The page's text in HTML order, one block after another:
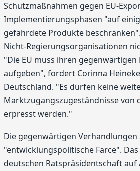
Schutzmaßnahmen gegen EU-
Implementierungsphasen "auf
gefährdete Produkte
Nicht-Regierungsorganisationen
"Die EU muss ihren gegenwärtigen
aufgeben", fordert Corinna
Deutschland. "Es dürfen keine
Marktzugangszugeständnisse von
erpresst werden."
Die gegenwärtigen Verhandlungen
"entwicklungspolitische Farce".
deutschen Ratspräsidentschaft auf